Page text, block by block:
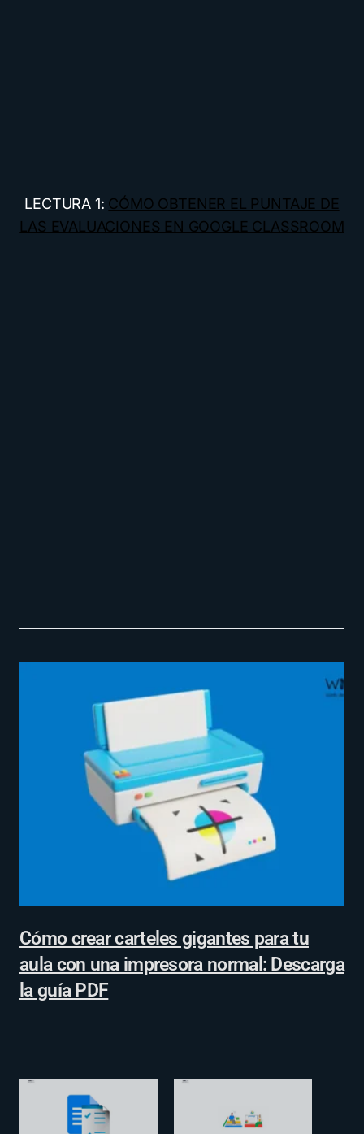
LECTURA 1: CÓMO OBTENER EL PUNTAJE DE
LAS EVALUACIONES EN GOOGLE CLASSROOM
Cómo crear carteles gigantes para tu
aula con una impresora normal: Descarga
la guía PDF